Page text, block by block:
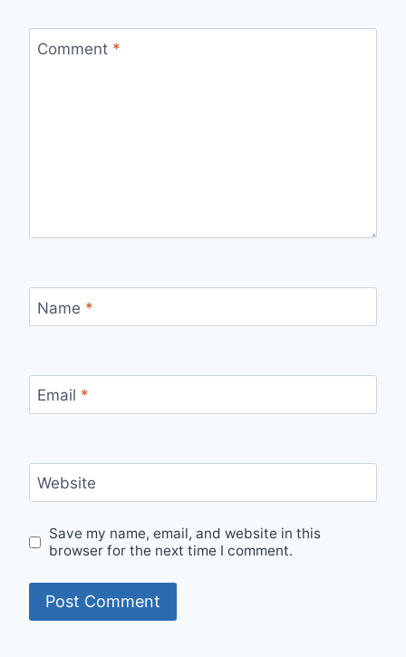
Comment *
Name *
Email *
Website
Save my name, email, and website in this
browser for the next time I comment.